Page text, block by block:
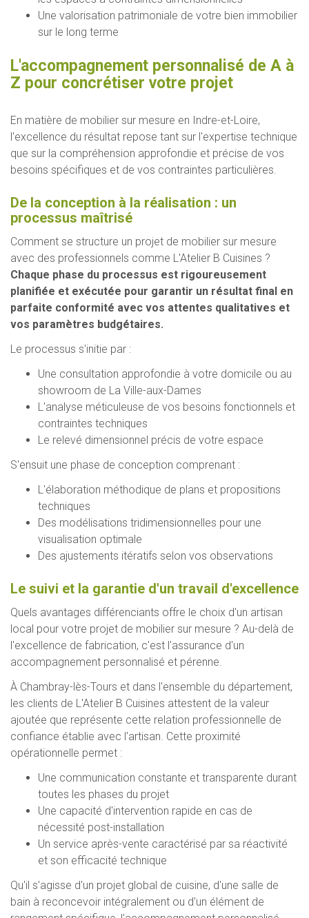
Une valorisation patrimoniale de votre bien immobilier
sur le long terme
L'accompagnement personnalisé de A à
Z pour concrétiser votre projet
En matière de mobilier sur mesure en Indre-et-Loire,
l'excellence du résultat repose tant sur l'expertise technique
que sur la compréhension approfondie et précise de vos
besoins spécifiques et de vos contraintes particulières.
De la conception à la réalisation : un
processus maîtrisé
Comment se structure un projet de mobilier sur mesure
avec des professionnels comme L'Atelier B Cuisines ?
Chaque phase du processus est rigoureusement
planifiée et exécutée pour garantir un résultat final en
parfaite conformité avec vos attentes qualitatives et
vos paramètres budgétaires.
Le processus s'initie par :
Une consultation approfondie à votre domicile ou au
showroom de La Ville-aux-Dames
L'analyse méticuleuse de vos besoins fonctionnels et
contraintes techniques
Le relevé dimensionnel précis de votre espace
S'ensuit une phase de conception comprenant :
L'élaboration méthodique de plans et propositions
techniques
Des modélisations tridimensionnelles pour une
visualisation optimale
Des ajustements itératifs selon vos observations
Le suivi et la garantie d'un travail d'excellence
Quels avantages différenciants offre le choix d'un artisan
local pour votre projet de mobilier sur mesure ? Au-delà de
l'excellence de fabrication, c'est l'assurance d'un
accompagnement personnalisé et pérenne.
À Chambray-lès-Tours et dans l'ensemble du département,
les clients de L'Atelier B Cuisines attestent de la valeur
ajoutée que représente cette relation professionnelle de
confiance établie avec l'artisan. Cette proximité
opérationnelle permet :
Une communication constante et transparente durant
toutes les phases du projet
Une capacité d'intervention rapide en cas de
nécessité post-installation
Un service après-vente caractérisé par sa réactivité
et son efficacité technique
Qu'il s'agisse d'un projet global de cuisine, d'une salle de
bain à reconcevoir intégralement ou d'un élément de